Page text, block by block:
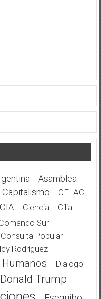
Asamblea
Capitalismo CELAC
CIA Ciencia
Cilia
Comando Sur
Consulta Popular
Rodríguez
Humanos Dialogo
Donald Trump